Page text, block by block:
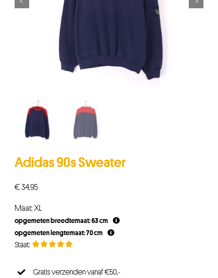
Adidas 90s Sweater
€34,95
Maat: XL
opgemeten breedtemaat: 63 cm
opgemeten lengtemaat: 70 cm
Gratis verzenden vanaf €50,-